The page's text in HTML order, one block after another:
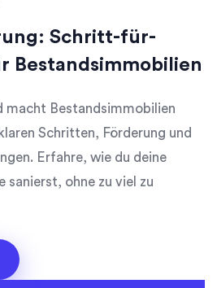
Schritt-für-
Bestandsimmobilien
macht Bestandsimmobilien
Schritten, Förderung und
Erfahre, wie du deine
sanierst, ohne zu viel zu